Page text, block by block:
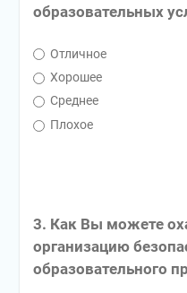
образовательных
Отличное
Хорошее
Среднее
Плохое
3. Как Вы можете
организацию
образовательного